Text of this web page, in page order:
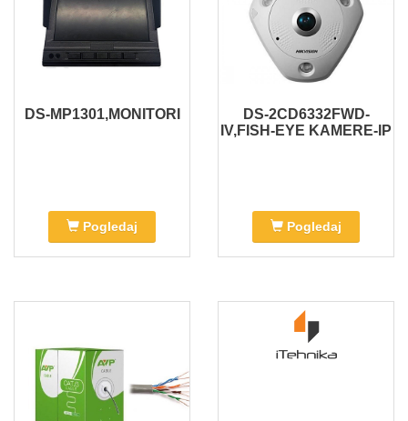
DS-MP1301,MONITORI
Pogledaj
DS-2CD6332FWD-
IV,FISH-EYE KAMERE-IP
Pogledaj